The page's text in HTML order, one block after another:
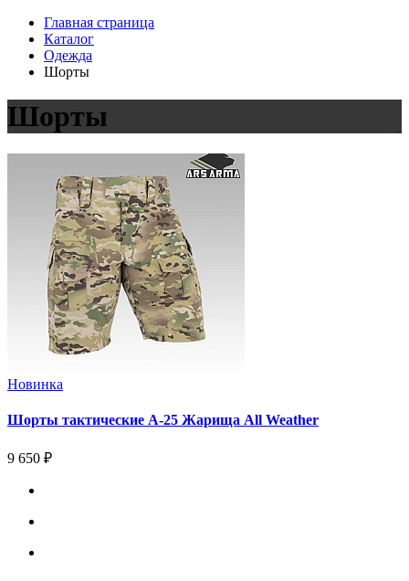
Главная страница
Каталог
Одежда
Шорты
Шорты
Новинка
Шорты тактические А-25 Жарища All Weather
9 650 ₽